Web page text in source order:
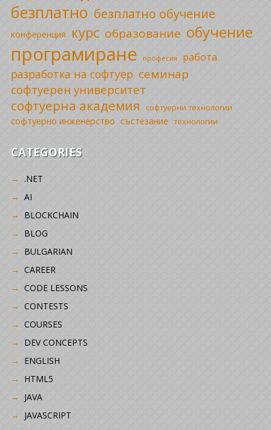
безплатно безплатно обучение
конференция курс образование обучение
програмиране професия работа
разработка на софтуер семинар
софтуерен университет
софтуерна академия софтуерни технологии
софтуерно инженерство състезание технологии
CATEGORIES
.NET
AI
BLOCKCHAIN
BLOG
BULGARIAN
CAREER
CODE LESSONS
CONTESTS
COURSES
DEV CONCEPTS
ENGLISH
HTML5
JAVA
JAVASCRIPT